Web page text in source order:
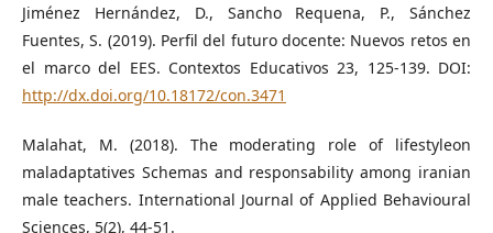
Jiménez Hernández, D., Sancho Requena, P., Sánchez
Fuentes, S. (2019). Perfil del futuro docente: Nuevos retos en
el marco del EES. Contextos Educativos 23, 125-139. DOI:
http://dx.doi.org/10.18172/con.3471
Malahat, M. (2018). The moderating role of lifestyleon
maladaptatives Schemas and responsability among iranian
male teachers. International Journal of Applied Behavioural
Sciences, 5(2), 44-51.